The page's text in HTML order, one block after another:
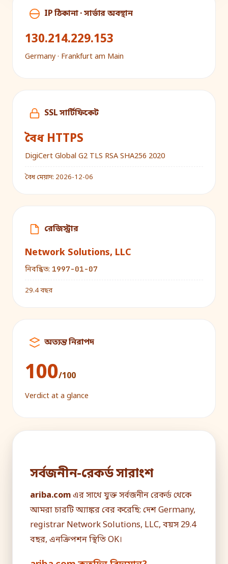
IP ঠিকানা · সার্ভার অবস্থান
130.214.229.153
Germany · Frankfurt am Main
SSL সার্টিফিকেট
বৈধ HTTPS
DigiCert Global G2 TLS RSA SHA256 2020
বৈধ মেয়াদ: 2026-12-06
রেজিস্ট্রার
Network Solutions, LLC
নিবন্ধিত: 1997-01-07
29.4 বছর
অত্যন্ত নিরাপদ
100/100
Verdict at a glance
সর্বজনীন-রেকর্ড সারাংশ
ariba.comএর সাথে যুক্ত সর্বজনীন রেকর্ড থেকে
আমরা চারটি অ্যাঙ্কর বের করেছি: দেশ Germany,
registrar Network Solutions, LLC, বয়স 29.4
বছর, এনক্রিপশন স্থিতি OK।